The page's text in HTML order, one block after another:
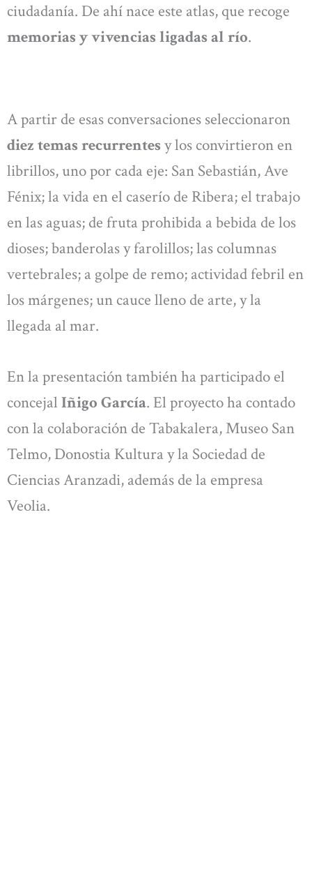
ciudadanía. De ahí nace este atlas, que recoge
memorias y vivencias ligadas al río.
A partir de esas conversaciones seleccionaron
diez temas recurrentes y los convirtieron en
librillos, uno por cada eje: San Sebastián, Ave
Fénix; la vida en el caserío de Ribera; el trabajo
en las aguas; de fruta prohibida a bebida de los
dioses; banderolas y farolillos; las columnas
vertebrales; a golpe de remo; actividad febril en
los márgenes; un cauce lleno de arte, y la
llegada al mar.
En la presentación también ha participado el
concejal Iñigo García. El proyecto ha contado
con la colaboración de Tabakalera, Museo San
Telmo, Donostia Kultura y la Sociedad de
Ciencias Aranzadi, además de la empresa
Veolia.